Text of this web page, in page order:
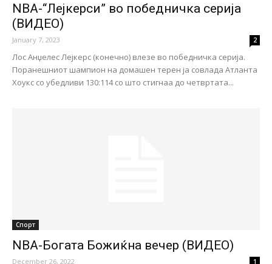
NBA-“Лејкерси” во победничка серија
(ВИДЕО)
January 7, 2023 2
Лос Анџелес Лејкерс (конечно) влезе во победничка серија.
Поранешниот шампион на домашен терен ја совлада Атланта
Хоукс со убедливи 130:114 со што стигнаа до четвртата...
Спорт
NBA-Богата Божиќна вечер (ВИДЕО)
December 26, 2022 1